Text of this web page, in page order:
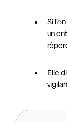
Si
un
Elle